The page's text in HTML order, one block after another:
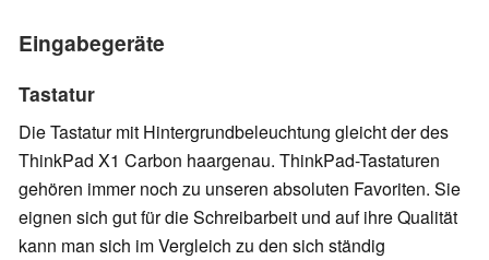
Eingabegeräte
Tastatur
Die Tastatur mit Hintergrundbeleuchtung gleicht der des
ThinkPad X1 Carbon haargenau. ThinkPad-Tastaturen
gehören immer noch zu unseren absoluten Favoriten. Sie
eignen sich gut für die Schreibarbeit und auf ihre Qualität
kann man sich im Vergleich zu den sich ständig